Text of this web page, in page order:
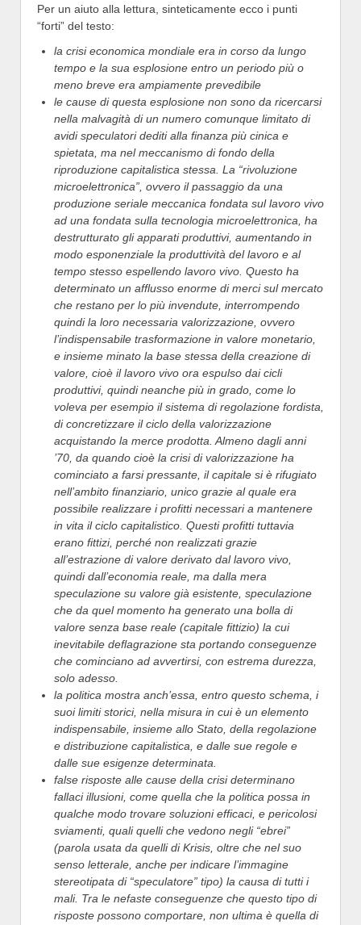
Per un aiuto alla lettura, sinteticamente ecco i punti
“forti” del testo:
la crisi economica mondiale era in corso da lungo
tempo e la sua esplosione entro un periodo più o
meno breve era ampiamente prevedibile
le cause di questa esplosione non sono da ricercarsi
nella malvagità di un numero comunque limitato di
avidi speculatori dediti alla finanza più cinica e
spietata, ma nel meccanismo di fondo della
riproduzione capitalistica stessa. La “rivoluzione
microelettronica”, ovvero il passaggio da una
produzione seriale meccanica fondata sul lavoro vivo
ad una fondata sulla tecnologia microelettronica, ha
destrutturato gli apparati produttivi, aumentando in
modo esponenziale la produttività del lavoro e al
tempo stesso espellendo lavoro vivo. Questo ha
determinato un afflusso enorme di merci sul mercato
che restano per lo più invendute, interrompendo
quindi la loro necessaria valorizzazione, ovvero
l’indispensabile trasformazione in valore monetario,
e insieme minato la base stessa della creazione di
valore, cioè il lavoro vivo ora espulso dai cicli
produttivi, quindi neanche più in grado, come lo
voleva per esempio il sistema di regolazione fordista,
di concretizzare il ciclo della valorizzazione
acquistando la merce prodotta. Almeno dagli anni
’70, da quando cioè la crisi di valorizzazione ha
cominciato a farsi pressante, il capitale si è rifugiato
nell’ambito finanziario, unico grazie al quale era
possibile realizzare i profitti necessari a mantenere
in vita il ciclo capitalistico. Questi profitti tuttavia
erano fittizi, perché non realizzati grazie
all’estrazione di valore derivato dal lavoro vivo,
quindi dall’economia reale, ma dalla mera
speculazione su valore già esistente, speculazione
che da quel momento ha generato una bolla di
valore senza base reale (capitale fittizio) la cui
inevitabile deflagrazione sta portando conseguenze
che cominciano ad avvertirsi, con estrema durezza,
solo adesso.
la politica mostra anch’essa, entro questo schema, i
suoi limiti storici, nella misura in cui è un elemento
indispensabile, insieme allo Stato, della regolazione
e distribuzione capitalistica, e dalle sue regole e
dalle sue esigenze determinata.
false risposte alle cause della crisi determinano
fallaci illusioni, come quella che la politica possa in
qualche modo trovare soluzioni efficaci, e pericolosi
sviamenti, quali quelli che vedono negli “ebrei”
(parola usata da quelli di Krisis, oltre che nel suo
senso letterale, anche per indicare l’immagine
stereotipata di “speculatore” tipo) la causa di tutti i
mali. Tra le nefaste conseguenze che questo tipo di
risposte possono comportare, non ultima è quella di